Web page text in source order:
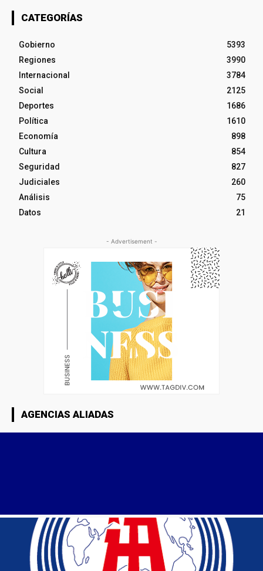
CATEGORÍAS
Gobierno
5393
Regiones
3990
Internacional
3784
Social
2125
Deportes
1686
Política
1610
Economía
898
Cultura
854
Seguridad
827
Judiciales
260
Análisis
75
Datos
21
- Advertisement -
AGENCIAS ALIADAS